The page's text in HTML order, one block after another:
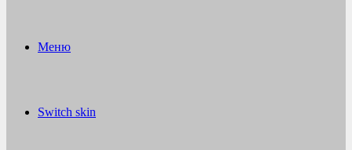
Меню
Switch skin